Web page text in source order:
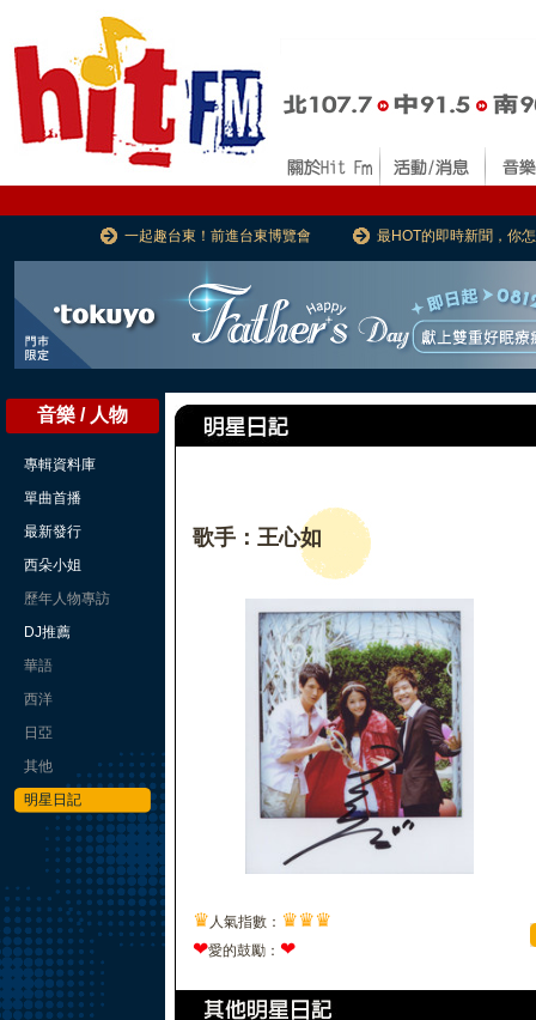
一起趣台東！前進台東博覽會 最HOT的即時新聞，你
音樂 / 人物
專輯資料庫
單曲首播
最新發行
西朵小姐
歷年人物專訪
DJ推薦
華語
西洋
日亞
其他
明星日記
歌手：王心如
♛ 人氣指數： ♛♛♛
❤愛的鼓勵： ❤